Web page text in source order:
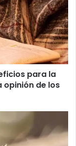
para la
opinión de los